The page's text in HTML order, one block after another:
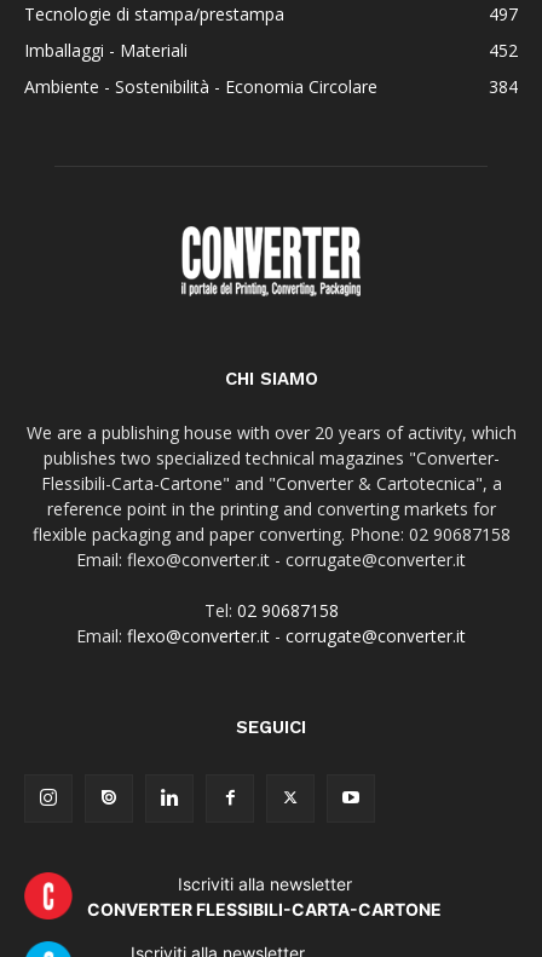
Tecnologie di stampa/prestampa
497
Imballaggi - Materiali
452
Ambiente - Sostenibilità - Economia Circolare
384
CHI SIAMO
We are a publishing house with over 20 years of activity, which
publishes two specialized technical magazines "Converter-
Flessibili-Carta-Cartone" and "Converter & Cartotecnica", a
reference point in the printing and converting markets for
flexible packaging and paper converting. Phone: 02 90687158
Email: flexo@converter.it - corrugate@converter.it
Tel: 02 90687158
Email: flexo@converter.it - corrugate@converter.it
SEGUICI
Iscriviti alla newsletter
CONVERTER FLESSIBILI-CARTA-CARTONE
Iscriviti alla newsletter